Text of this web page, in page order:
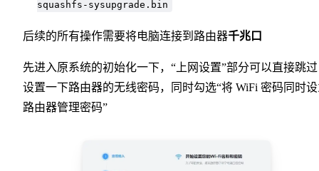
squashfs-sysupgrade.bin
后续的所有操作需要将电脑连接到路由器千兆口
先进入原系统的初始化一下，“上网设置”部分可以直接跳
设置一下路由器的无线密码，同时勾选“将 WiFi 密码同时
路由器管理密码”